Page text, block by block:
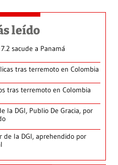
leído
sacude a Panamá
tras terremoto en Colombia
tras terremoto en Colombia
la DGI, Publio De Gracia, por
de la DGI, aprehendido por